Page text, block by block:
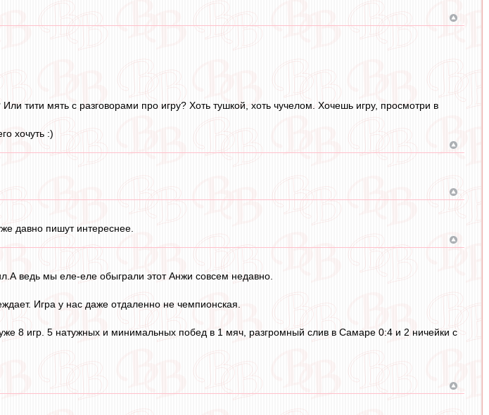
тити мять с разговорами про игру? Хоть тушкой, хоть чучелом. Хочешь игру, просмотри в
хочуть :)
давно пишут интереснее.
ведь мы еле-еле обыграли этот Анжи совсем недавно.
Игра у нас даже отдаленно не чемпионская.
8 игр. 5 натужных и минимальных побед в 1 мяч, разгромный слив в Самаре 0:4 и 2 ничейки с